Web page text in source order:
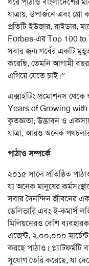
যাত্রায়, উপার্জনে এবং
প্রতিটি ইউজার, রাইডার,
Forbes-এর Top 100 to
সবার জন্য গর্বের একটি
করেছি, তেমনি আগামী
এগিয়ে যেতে চাই।”
এক্সাইটিং প্রমোশনস
Years of Growing with
কৃতজ্ঞতা, উদ্ভাবন ও
যাত্রা, আরও অনেক
পাঠাও সম্পর্কে
২০১৫ সালে প্রতিষ্ঠিত
যা অনেক মানুষের
সবার দৈনন্দিন জীবনের
ডেলিভারি এবং ই-কমার্স
মিলিয়নেরও বেশি
এজেন্ট, ২,০০,০০০
করছে পাঠাও।
সুযোগ তৈরি করেছে, যা